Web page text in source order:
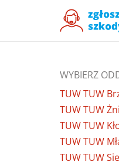
WYBIERZ
TUW TUW
TUW TUW
TUW TUW
TUW TUW
TUW TUW